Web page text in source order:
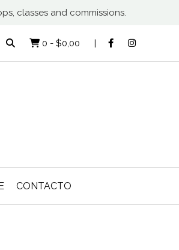
classes and commissions.
0 - $0,00
CONTACTO